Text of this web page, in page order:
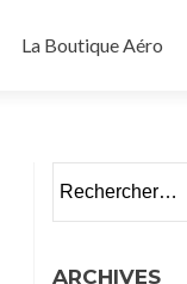
La Boutique Aéro
ARCHIVES